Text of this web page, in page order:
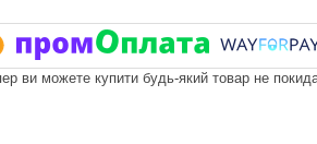
ви можете купити будь-який товар не